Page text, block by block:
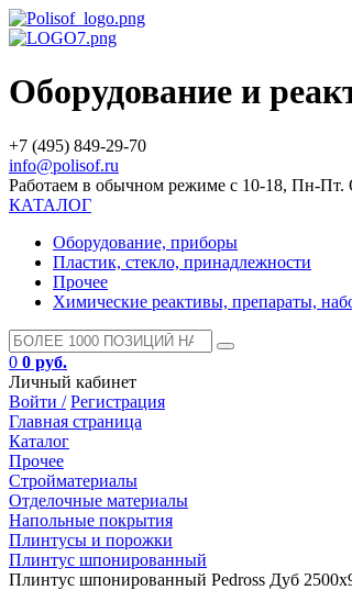
Оборудование и
+7 (495) 849-29-70
info@polisof.ru
Работаем в обычном режиме с 10-18, Пн-
КАТАЛОГ
Оборудование, приборы
Пластик, стекло, принадлежности
Прочее
Химические реактивы, препараты,
0 0 руб.
Личный кабинет
Войти / Регистрация
Главная страница
Каталог
Прочее
Стройматериалы
Отделочные материалы
Напольные покрытия
Плинтусы и порожки
Плинтус шпонированный
Плинтус шпонированный Pedross Дуб